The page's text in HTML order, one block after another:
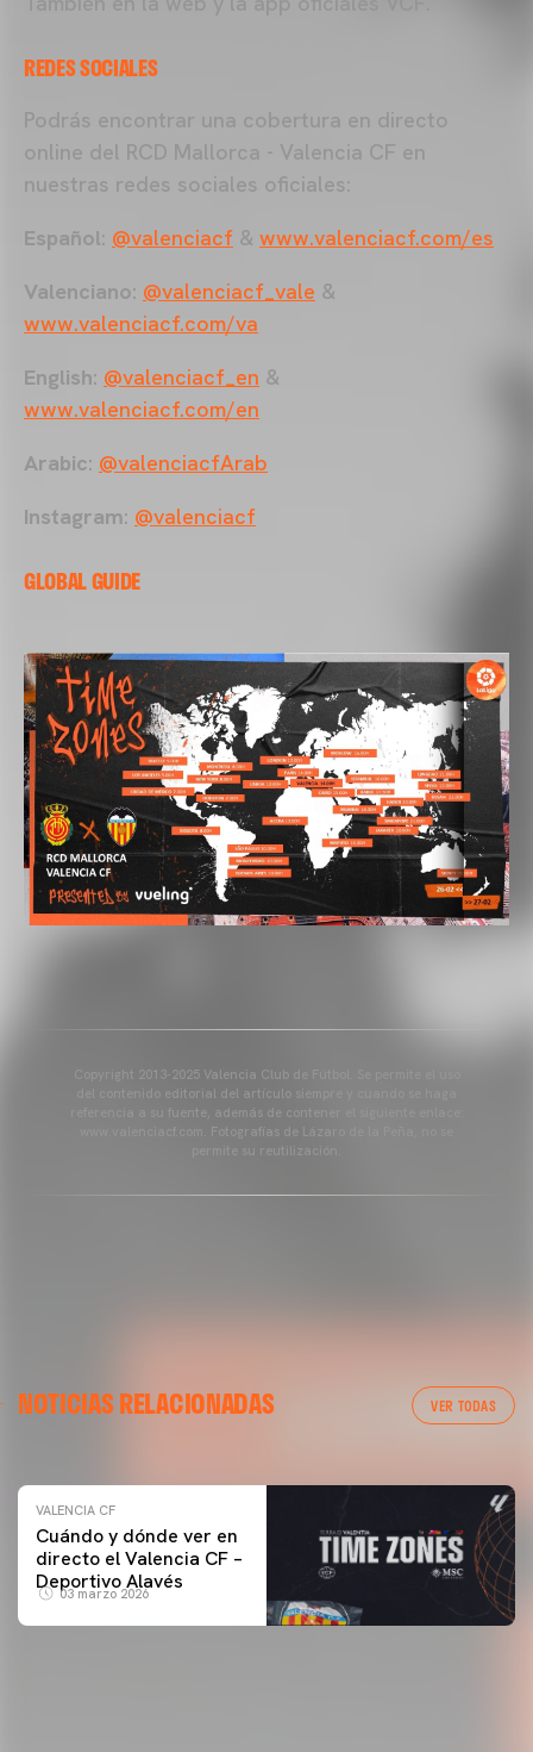
REDES SOCIALES
Podrás encontrar una cobertura en directo
online del RCD Mallorca - Valencia CF en
nuestras redes sociales oficiales:
Español: @valenciacf & www.valenciacf.com/es
Valenciano: @valenciacf_vale &
www.valenciacf.com/va
English: @valenciacf_en &
www.valenciacf.com/en
Arabic: @valenciacfArab
Instagram: @valenciacf
GLOBAL GUIDE
Copyright 2013-2025 Valencia Club de Fútbol. Se permite el uso
del contenido editorial del artículo siempre y cuando se haga
referencia a su fuente, además de contener el siguiente enlace:
www.valenciacf.com. Fotografías de Lázaro de la Peña, no se
permite su reutilización.
NOTICIAS RELACIONADAS VER TODAS
ENTRENAMIENTO DEL VALENCIA CF 04/03/26
VALENCIA CF
Cuándo y dónde ver en
directo el Valencia CF –
Deportivo Alavés
03 marzo 2026